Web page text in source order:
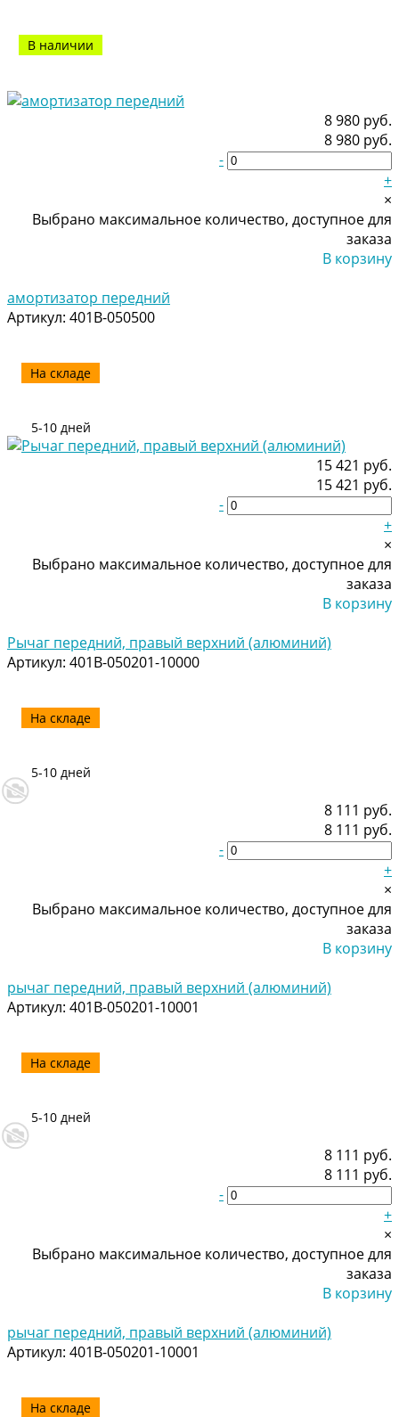
15 421 руб.
15 421 руб.
-
+
×
Выбрано максимальное количество, доступное для
заказа
В корзину
Рычаг передний, правый верхний (алюминий)
Артикул: 401B-050201-10000
На складе
5-10 дней
8 111 руб.
8 111 руб.
-
+
×
Выбрано максимальное количество, доступное для
заказа
В корзину
рычаг передний, правый верхний (алюминий)
Артикул: 401B-050201-10001
На складе
5-10 дней
8 980 руб.
8 980 руб.
-
+
×
Выбрано максимальное количество, доступное для
заказа
В корзину
амортизатор передний
Артикул: 401B-050500
На складе
5-10 дней
В наличии
8 111 руб.
8 111 руб.
-
+
×
Выбрано максимальное количество, доступное для
заказа
В корзину
рычаг передний, правый верхний (алюминий)
Артикул: 401B-050201-10001
На складе